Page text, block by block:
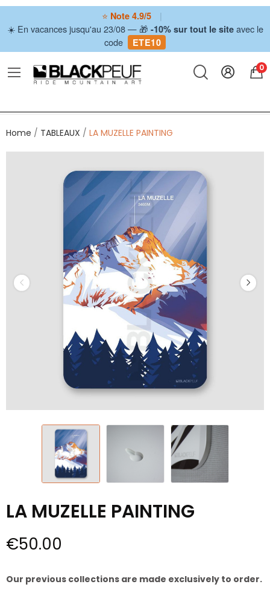
⭐ Note 4.9/5
|
☀️ En vacances jusqu'au 23/08 — 🎁 -10% sur tout le siteavec le
code
ETE10
0
Home TABLEAUX LA MUZELLE PAINTING
LA MUZELLE PAINTING
€50.00
Our previous collections are made exclusively to order.